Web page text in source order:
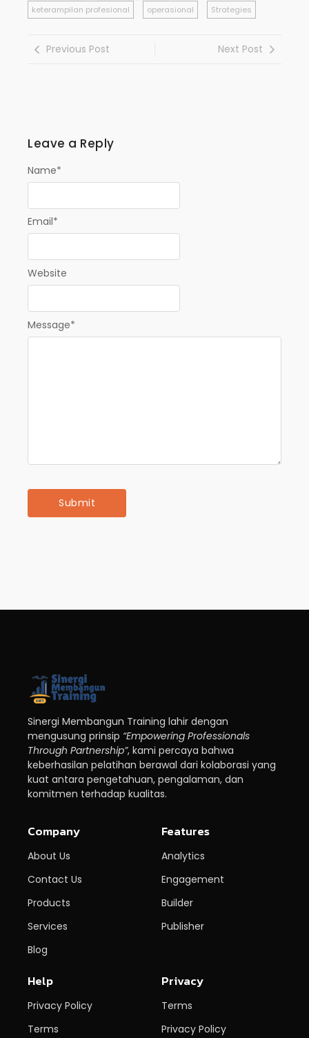
keterampilan profesional
operasional Strategies
Previous Post Next Post
Leave a Reply
Message*
Name*
Email*
Website
Sinergi Membangun Training lahir dengan
mengusung prinsip “Empowering Professionals
Through Partnership”, kami percaya bahwa
keberhasilan pelatihan berawal dari kolaborasi yang
kuat antara pengetahuan, pengalaman, dan
komitmen terhadap kualitas.
Company
About Us
Contact Us
Products
Services
Blog
Features
Analytics
Engagement
Builder
Publisher
Help
Privacy Policy
Terms
Privacy
Terms
Privacy Policy